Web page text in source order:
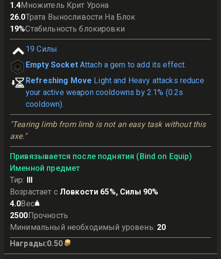
1.4Множитель Крит Урона
26.0Трата Выносливости На Блок
19%Стабильность блокировки
19 Силы
Empty Socket Attach a gem to add its effect.
Refreshing Move Light and Heavy attacks reduce
your active weapon cooldowns by 2.1% (0.2s
cooldown).
"Tearing limb from limb is not an easy task without this
axe."
Привязывается после поднятия (Bind on Equip)
Именной предмет
Тир: III
Возрастает с Ловкости 65%, Силы 90%
4.0Вес
2500Прочность
Минимальный необходимый уровень: 20
Награды:0.50